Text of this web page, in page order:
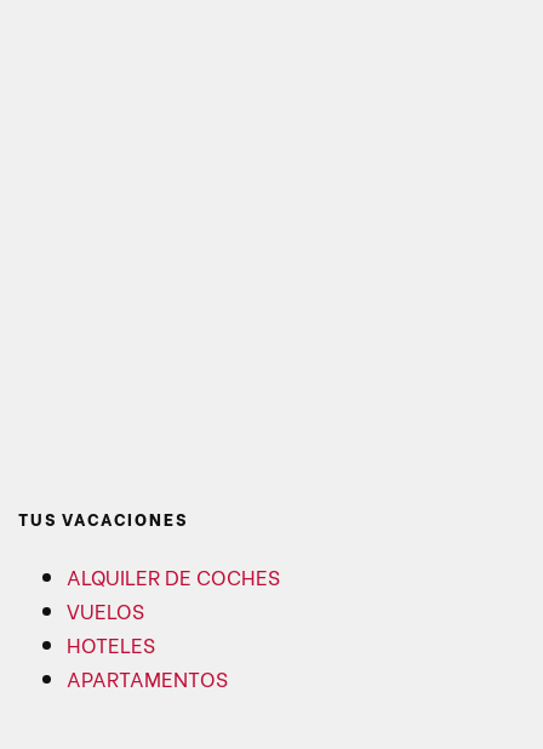
TUS VACACIONES
ALQUILER DE COCHES
VUELOS
HOTELES
APARTAMENTOS